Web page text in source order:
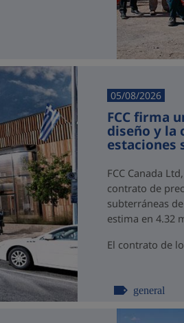
05/08/2026
FCC firma
diseño y la
estaciones
FCC Canada
contrato de
subterráneas
estima en 4.32
El contrato de
general